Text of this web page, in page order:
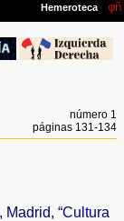
número 1
páginas 131-134
, Madrid, “Cultura